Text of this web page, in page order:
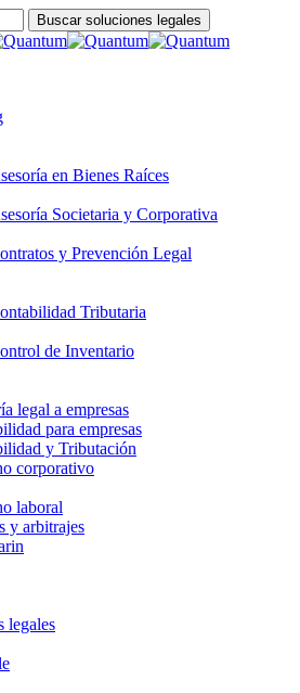
Buscar soluciones legales
en Bienes Raíces
Societaria y Corporativa
y Prevención Legal
Tributaria
de Inventario
legal a empresas
para empresas
y Tributación
corporativo
laboral
y arbitrajes
legales